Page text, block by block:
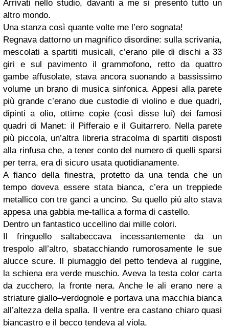
Arrivati nello studio, davanti a me si presentò tutto un
altro mondo.
Una stanza così quante volte me l’ero sognata!
Regnava dattorno un magnifico disordine: sulla scrivania,
mescolati a spartiti musicali, c’erano pile di dischi a 33
giri e sul pavimento il grammofono, retto da quattro
gambe affusolate, stava ancora suonando a bassissimo
volume un brano di musica sinfonica. Appesi alla parete
più grande c’erano due custodie di violino e due quadri,
dipinti a olio, ottime copie (così disse lui) dei famosi
quadri di Manet: il Pifferaio e il Guitarrero. Nella parete
più piccola, un’altra libreria stracolma di spartiti disposti
alla rinfusa che, a tener conto del numero di quelli sparsi
per terra, era di sicuro usata quotidianamente.
A fianco della finestra, protetto da una tenda che un
tempo doveva essere stata bianca, c’era un treppiede
metallico con tre ganci a uncino. Su quello più alto stava
appesa una gabbia me-tallica a forma di castello.
Dentro un fantastico uccellino dai mille colori.
Il fringuello saltabeccava incessantemente da un
trespolo all’altro, sbatacchiando rumorosamente le sue
alucce scure. Il piumaggio del petto tendeva al ruggine,
la schiena era verde muschio. Aveva la testa color carta
da zucchero, la fronte nera. Anche le ali erano nere a
striature giallo–verdognole e portava una macchia bianca
all’altezza della spalla. Il ventre era castano chiaro quasi
biancastro e il becco tendeva al viola.